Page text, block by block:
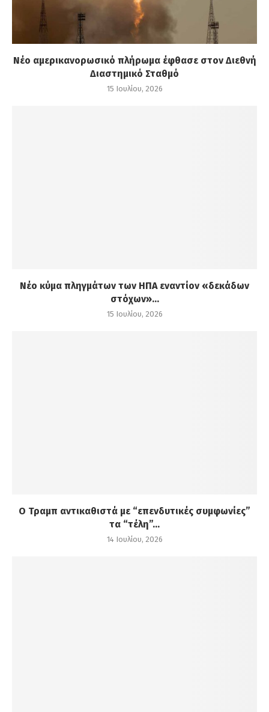
Νέο αμερικανορωσικό πλήρωμα έφθασε στον Διεθνή
Διαστημικό Σταθμό
15 Ιουλίου, 2026
Νέο κύμα πληγμάτων των ΗΠΑ εναντίον «δεκάδων
στόχων»...
15 Ιουλίου, 2026
Ο Τραμπ αντικαθιστά με “επενδυτικές συμφωνίες”
τα “τέλη”...
14 Ιουλίου, 2026